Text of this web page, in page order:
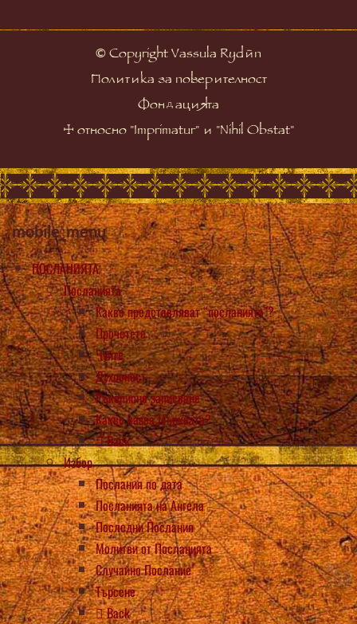
© Copyright Vassula Rydén
Политика за поверителност
Фондацията
☩ относно "Imprimatur" и "Nihil Obstat"
mobile_menu
ПОСЛАНИЯТА
Посланията
Какво представляват “посланията”?
Прочетете
Чуйте
Духовност
Ръкописно записване
Какво казва Църквата?
Back
Избор
Послания по дата
Посланията на Ангела
Последни Послания
Молитви от Посланията
Случайно Послание
Търсене
Back